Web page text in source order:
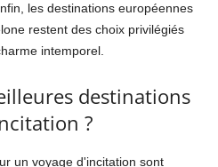
les destinations européennes
restent des choix privilégiés
intemporel.
destinations
?
un voyage d'incitation sont